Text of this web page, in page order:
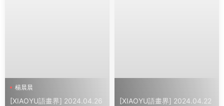
楊晨晨
[XIAOYU語畫界] 2024.04.26
[XIAOYU語畫界] 2024.04.22